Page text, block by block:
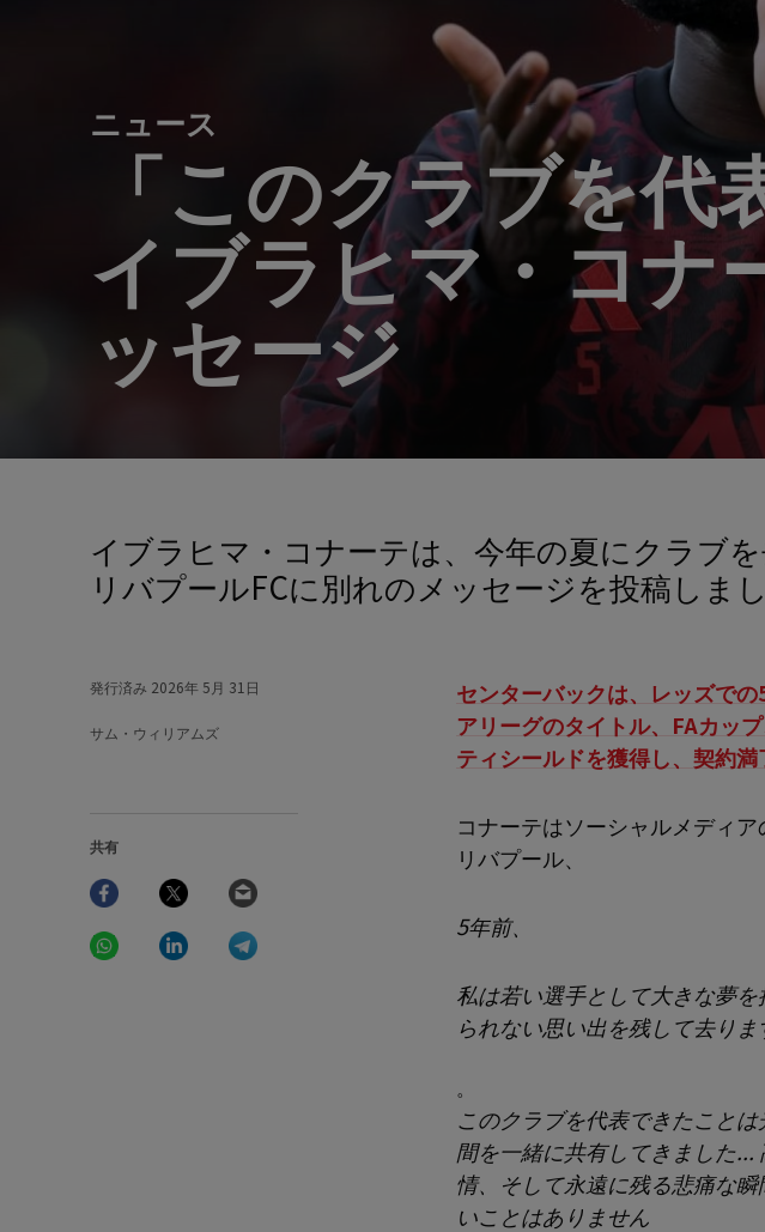
ニュース
「このクラブを
イブラヒマ・コナ
ッセージ
発行済み 2026年 5月 31日
サム・ウィリアムズ
共有
Facebook Twitter
WhatsAppLinkedIn
イブラヒマ・コナーテは、今年の夏にクラブを去ることが発表された後、
リバプールFCに別れのメッセージを投稿しまし
センターバックは、レッズで
アリーグのタイトル、FAカッ
ティシールドを獲得し、契約
コナーテはソーシャルメディ
リバプール、
5年前、
私は若い選手として大きな夢
られない思い出を残して去りま
。
このクラブを代表できたこと
間を一緒に共有してきました
情、そして永遠に残る悲痛な
いことはありません